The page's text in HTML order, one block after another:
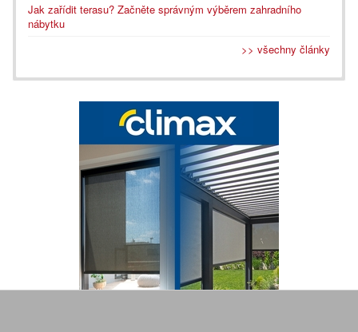
Jak zařídit terasu? Začněte správným výběrem zahradního
nábytku
>> všechny články